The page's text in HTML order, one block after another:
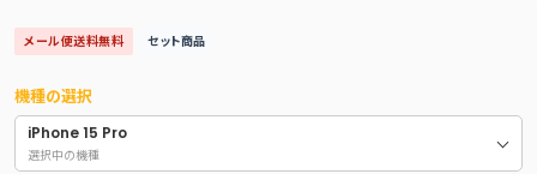
価
格
メール便送料無料 セット商品
機種の選択
iPhone 15 Pro
選択中の機種